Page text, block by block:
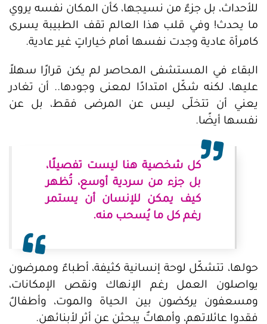
للأحداث، بل جزءٌ من نسيجها، كأن المكان نفسه يروي
ما يحدث! وفي قلب هذا العالم تقف الطبيبة يسرى
كامرأة عادية وجدت نفسها أمام خياراتٍ غير عادية.
البقاء في المستشفى المحاصر لم يكن قرارًا سهلاً
عليها، لكنه شكّل امتدادًا لمعنى وجودها.. أن تغادر
يعني أن تتخلّى ليس عن المرضى فقط، بل عن
نفسها أيضًا.
كل شخصية هنا ليست تفصيلًا،
بل جزء من سردية أوسع، تُظهر
كيف يمكن للإنسان أن يستمر
رغم كل ما يُسحب منه.
حولها، تتشكّل لوحة إنسانية كثيفة، أطباءٌ وممرضون
يواصلون العمل رغم الإنهاك ونقص الإمكانات،
ومسعفون يركضون بين الحياة والموت، وأطفالٌ
فقدوا عائلاتهم، وأمهاتٌ يبحثن عن أثرٍ لأبنائهن.